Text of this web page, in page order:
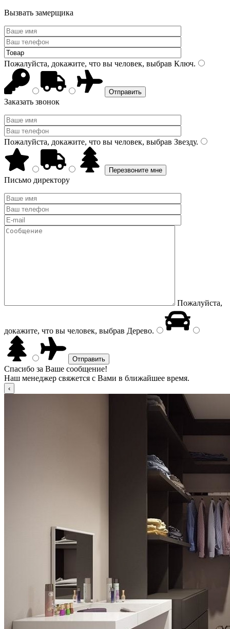
Вызвать замерщика
Пожалуйста, докажите, что вы человек, выбрав Ключ.
Заказать звонок
Пожалуйста, докажите, что вы человек, выбрав Звезду.
Письмо директору
Пожалуйста,
докажите, что вы человек, выбрав Дерево.
Спасибо за Ваше сообщение!
Наш менеджер свяжется с Вами в ближайшее время.